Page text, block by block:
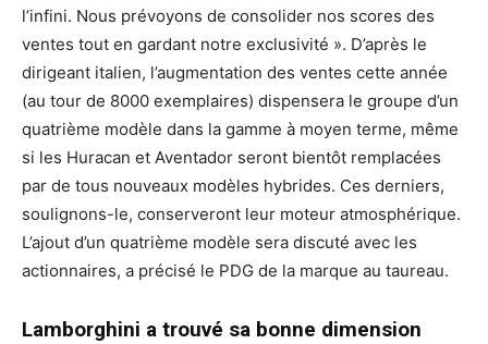
l’infini. Nous prévoyons de consolider nos scores des
ventes tout en gardant notre exclusivité ». D’après le
dirigeant italien, l’augmentation des ventes cette année
(au tour de 8000 exemplaires) dispensera le groupe d’un
quatrième modèle dans la gamme à moyen terme, même
si les Huracan et Aventador seront bientôt remplacées
par de tous nouveaux modèles hybrides. Ces derniers,
soulignons-le, conserveront leur moteur atmosphérique.
L’ajout d’un quatrième modèle sera discuté avec les
actionnaires, a précisé le PDG de la marque au taureau.
Lamborghini a trouvé sa bonne dimension